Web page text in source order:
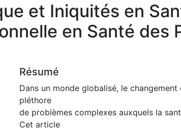
et Iniquités en
en Santé des
Résumé
Dans un monde globalisé, le
pléthore
de problèmes complexes auxquels la
Cet article